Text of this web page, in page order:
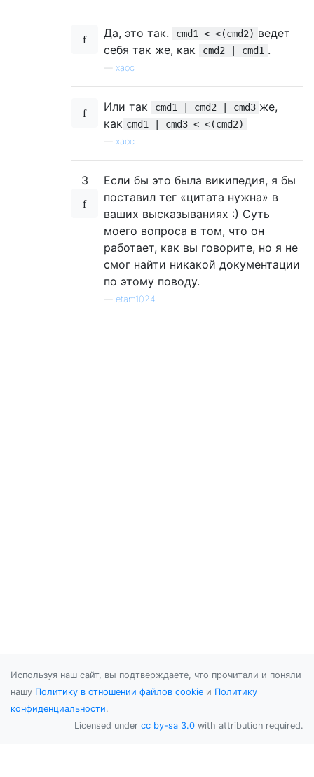
Да, это так. cmd1 < <(cmd2) ведет
себя так же, как
cmd2 | cmd1 .
хаос
Или так cmd1 | cmd2 | cmd3 же,
как cmd1 | cmd3 < <(cmd2)
хаос
3
Если бы это была википедия, я бы
поставил тег «цитата нужна» в
ваших высказываниях :) Суть
моего вопроса в том, что он
работает, как вы говорите, но я не
смог найти никакой документации
по этому поводу.
etam1024
Используя наш сайт, вы подтверждаете, что прочитали и поняли
нашу Политику в отношении файлов cookie и Политику
конфиденциальности.
Licensed under cc by-sa 3.0 with attribution required.